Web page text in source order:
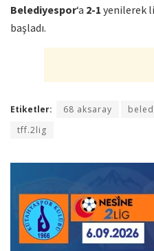
Belediyespor‘a 2-1 yenilerek
başladı.
Etiketler: 68 aksaray
tff.2lig